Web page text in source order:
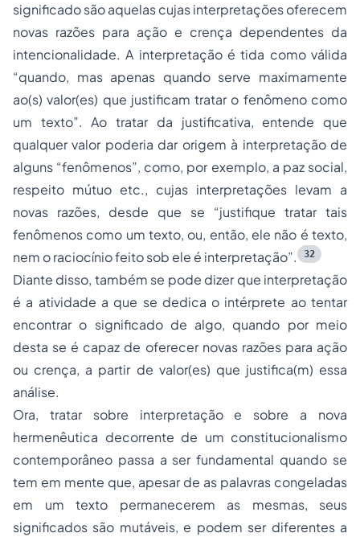
significado são aquelas cujas interpretações oferecem
novas razões para ação e crença dependentes da
intencionalidade. A interpretação é tida como válida
“quando, mas apenas quando serve maximamente
ao(s) valor(es) que justificam tratar o fenômeno como
um texto”. Ao tratar da justificativa, entende que
qualquer valor poderia dar origem à interpretação de
alguns “fenômenos”, como, por exemplo, a paz social,
respeito mútuo etc., cujas interpretações levam a
novas razões, desde que se “justifique tratar tais
fenômenos como um texto, ou, então, ele não é texto,
nem o raciocínio feito sob ele é interpretação”.
32
Diante disso, também se pode dizer que interpretação
é a atividade a que se dedica o intérprete ao tentar
encontrar o significado de algo, quando por meio
desta se é capaz de oferecer novas razões para ação
ou crença, a partir de valor(es) que justifica(m) essa
análise.
Ora, tratar sobre interpretação e sobre a nova
hermenêutica decorrente de um constitucionalismo
contemporâneo passa a ser fundamental quando se
tem em mente que, apesar de as palavras congeladas
em um texto permanecerem as mesmas, seus
significados são mutáveis, e podem ser diferentes a